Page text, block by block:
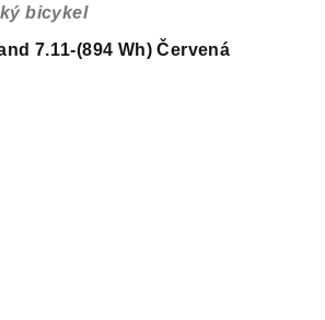
7.11-(894 Wh) Červená
bicykel